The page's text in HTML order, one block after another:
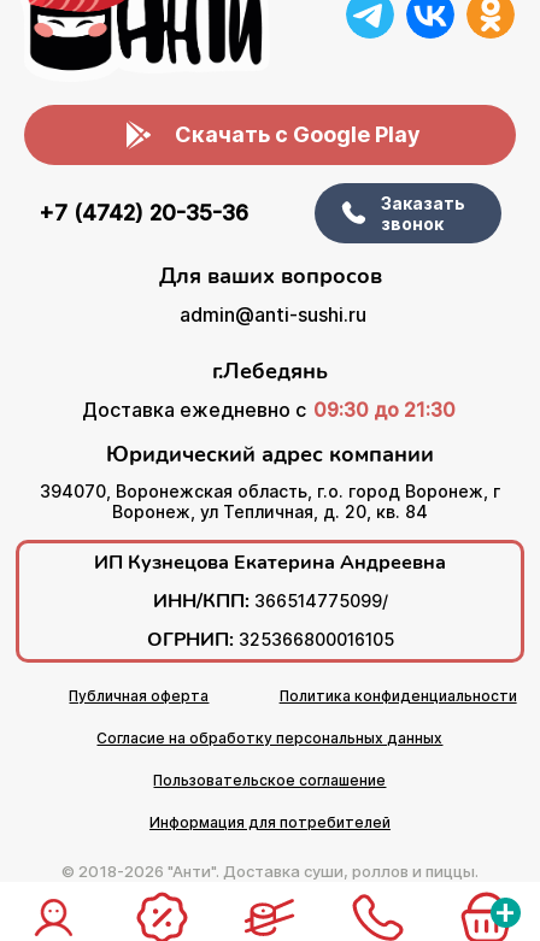
+
Скачать с Google Play
+7 (4742) 20-35-36
Заказать
звонок
Для ваших вопросов
admin@anti-sushi.ru
г.Лебедянь
Доставка ежедневно с 09:30 до 21:30
Юридический адрес компании
394070, Воронежская область, г.о. город Воронеж, г
Воронеж, ул Тепличная, д. 20, кв. 84
ИП Кузнецова Екатерина Андреевна
ИНН/КПП: 366514775099/
ОГРНИП: 325366800016105
Публичная оферта Политика конфиденциальности
Согласие на обработку персональных данных
Пользовательское соглашение
Информация для потребителей
© 2018-2026 "Анти". Доставка суши, роллов и пиццы.